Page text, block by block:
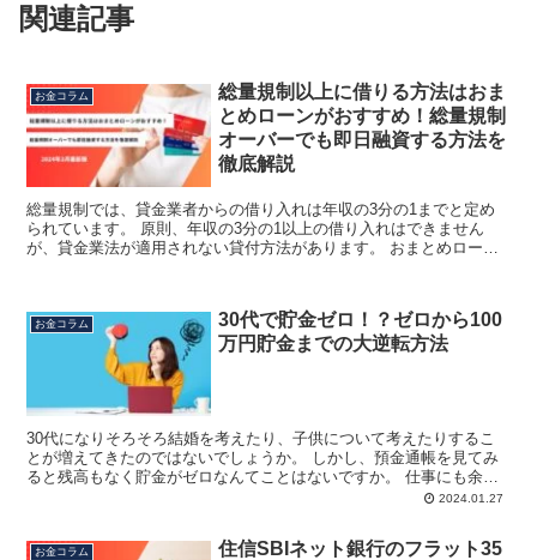
関連記事
お金コラム
総量規制以上に借りる方法はおま
とめローンがおすすめ！総量規制
オーバーでも即日融資する方法を
徹底解説
総量規制では、貸金業者からの借り入れは年収の3分の1までと定め
られています。 原則、年収の3分の1以上の借り入れはできません
が、貸金業法が適用されない貸付方法があります。 おまとめローン
お金コラム
30代で貯金ゼロ！？ゼロから100
万円貯金までの大逆転方法
30代になりそろそろ結婚を考えたり、子供について考えたりするこ
とが増えてきたのではないでしょうか。 しかし、預金通帳を見てみ
ると残高もなく貯金がゼロなんてことはないですか。 仕事にも余裕
ができ、後輩もできると奢ってしまったり、趣味に使ったり...2024.01.27
お金コラム
住信SBIネット銀行のフラット35